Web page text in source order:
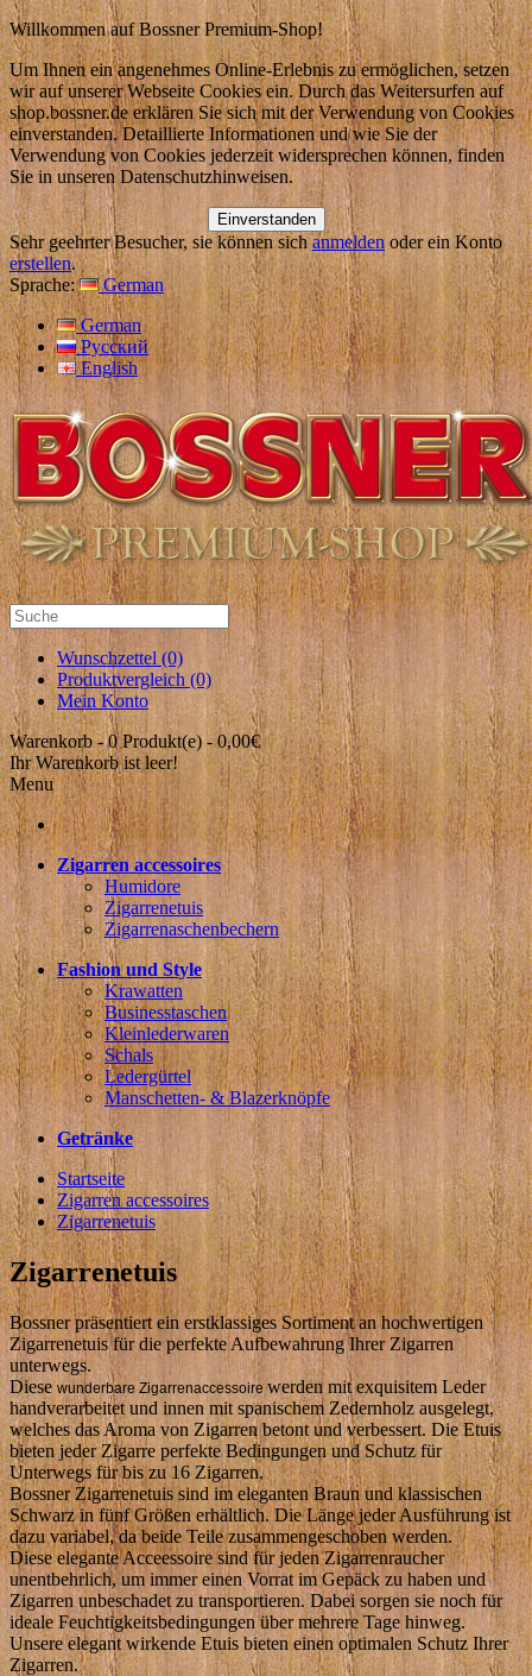
Willkommen auf Bossner Premium-Shop!
Um Ihnen ein angenehmes Online-Erlebnis zu ermöglichen, setzen
wir auf unserer Webseite Cookies ein. Durch das Weitersurfen auf
shop.bossner.de erklären Sie sich mit der Verwendung von Cookies
einverstanden. Detaillierte Informationen und wie Sie der
Verwendung von Cookies jederzeit widersprechen können, finden
Sie in unseren Datenschutzhinweisen.
Einverstanden
Sehr geehrter Besucher, sie können sich anmelden oder ein Konto
erstellen.
Sprache:
German
German
Русский
English
Wunschzettel (0)
Produktvergleich (0)
Mein Konto
Warenkorb -0 Produkt(e) - 0,00€
Ihr Warenkorb ist leer!
Menu
Zigarren accessoires
Humidore
Zigarrenetuis
Zigarrenaschenbechern
Fashion und Style
Krawatten
Businesstaschen
Kleinlederwaren
Schals
Ledergürtel
Manschetten- & Blazerknöpfe
Getränke
Startseite
Zigarren accessoires
Zigarrenetuis
Zigarrenetuis
Bossner präsentiert ein erstklassiges Sortiment an hochwertigen
Zigarrenetuis für die perfekte Aufbewahrung Ihrer Zigarren
unterwegs.
Diese wunderbare Zigarrenaccessoirewerden mit exquisitem Leder
handverarbeitet und innen mit spanischem Zedernholz ausgelegt,
welches das Aroma von Zigarren betont und verbessert. Die Etuis
bieten jeder Zigarre perfekte Bedingungen und Schutz für
Unterwegs für bis zu 16 Zigarren.
Bossner Zigarrenetuis sind im eleganten Braun und klassischen
Schwarz in fünf Größen erhältlich. Die Länge jeder Ausführung ist
dazu variabel, da beide Teile zusammengeschoben werden.
Diese elegante Acceessoire sind für jeden Zigarrenraucher
unentbehrlich, um immer einen Vorrat im Gepäck zu haben und
Zigarren unbeschadet zu transportieren. Dabei sorgen sie noch für
ideale Feuchtigkeitsbedingungen über mehrere Tage hinweg.
Unsere elegant wirkende Etuis bieten einen optimalen Schutz Ihrer
Zigarren.